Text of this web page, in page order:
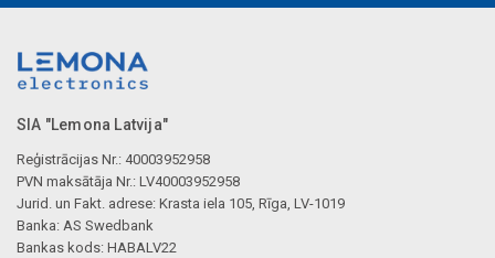
SIA "Lemona Latvija"
Reģistrācijas Nr.: 40003952958
PVN maksātāja Nr.: LV40003952958
Jurid. un Fakt. adrese: Krasta iela 105, Rīga, LV-1019
Banka: AS Swedbank
Bankas kods: HABALV22